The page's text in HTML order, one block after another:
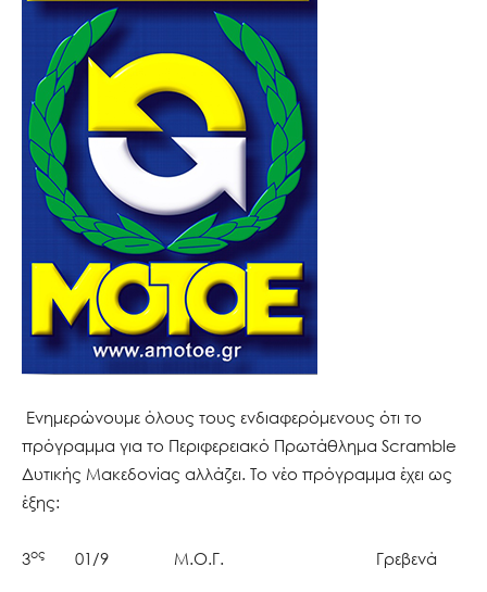
Ενημερώνουμε όλους τους ενδιαφερόμενους ότι το
πρόγραμμα για το Περιφερειακό Πρωτάθλημα Scramble
Δυτικής Μακεδονίας αλλάζει. Το νέο πρόγραμμα έχει ως
έξης:
3ος 01/9 Μ.Ο.Γ. Γρεβενά